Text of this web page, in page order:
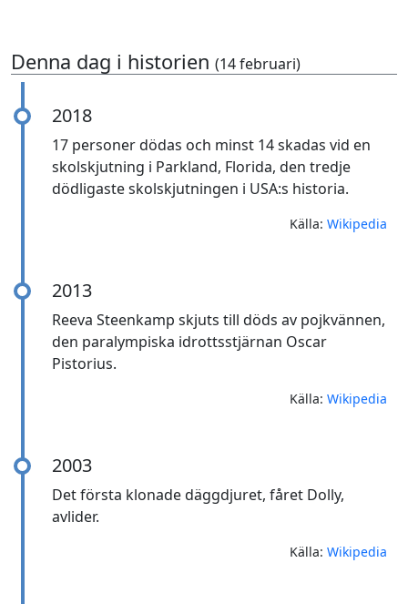
Denna dag i historien (14 februari)
2018
17 personer dödas och minst 14 skadas vid en
skolskjutning i Parkland, Florida, den tredje
dödligaste skolskjutningen i USA:s historia.
Källa:Wikipedia
2013
Reeva Steenkamp skjuts till döds av pojkvännen,
den paralympiska idrottsstjärnan Oscar
Pistorius.
Källa:Wikipedia
2003
Det första klonade däggdjuret, fåret Dolly,
avlider.
Källa:Wikipedia